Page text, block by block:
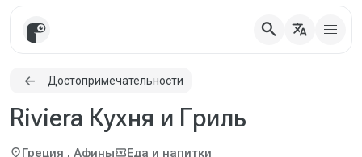
search translate
Достопримечательности
Riviera Кухня и Гриль
location_onГреция , Афиныlocal_activityЕда и напитки